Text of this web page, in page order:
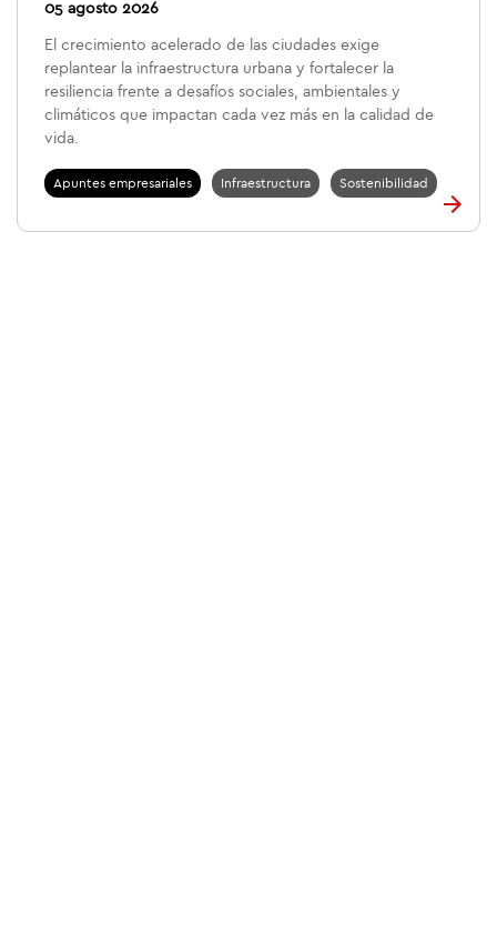
05 agosto 2026
El crecimiento acelerado de las ciudades exige
replantear la infraestructura urbana y fortalecer la
resiliencia frente a desafíos sociales, ambientales y
climáticos que impactan cada vez más en la calidad de
vida.
Apuntes empresariales Infraestructura Sostenibilidad